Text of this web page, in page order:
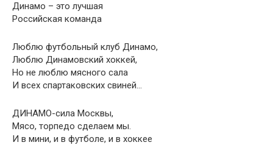
Динамо – это лучшая
Российская команда
Люблю футбольный клуб Динамо,
Люблю Динамовский хоккей,
Но не люблю мясного сала
И всех спартаковских свиней…
ДИНАМО-сила Москвы,
Мясо, торпедо сделаем мы.
И в мини, и в футболе, и в хоккее